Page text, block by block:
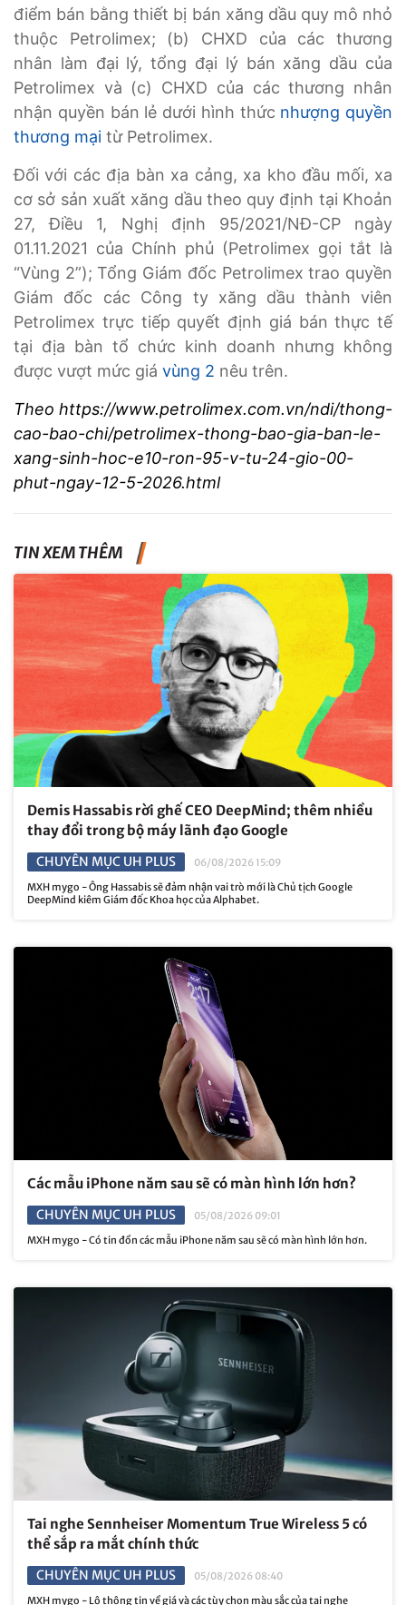
điểm bán bằng thiết bị bán xăng dầu quy mô nhỏ
thuộc Petrolimex; (b) CHXD của các thương
nhân làm đại lý, tổng đại lý bán xăng dầu của
Petrolimex và (c) CHXD của các thương nhân
nhận quyền bán lẻ dưới hình thức nhượng quyền
thương mại từ Petrolimex.
Đối với các địa bàn xa cảng, xa kho đầu mối, xa
cơ sở sản xuất xăng dầu theo quy định tại Khoản
27, Điều 1, Nghị định 95/2021/NĐ-CP ngày
01.11.2021 của Chính phủ (Petrolimex gọi tắt là
“Vùng 2”); Tổng Giám đốc Petrolimex trao quyền
Giám đốc các Công ty xăng dầu thành viên
Petrolimex trực tiếp quyết định giá bán thực tế
tại địa bàn tổ chức kinh doanh nhưng không
được vượt mức giá vùng 2 nêu trên.
Theo https://www.petrolimex.com.vn/ndi/thong-
cao-bao-chi/petrolimex-thong-bao-gia-ban-le-
xang-sinh-hoc-e10-ron-95-v-tu-24-gio-00-
phut-ngay-12-5-2026.html
TIN XEM THÊM
Demis Hassabis rời ghế CEO DeepMind; thêm nhiều
thay đổi trong bộ máy lãnh đạo Google
CHUYÊN MỤC UH PLUS
06/08/2026 15:09
MXH mygo - Ông Hassabis sẽ đảm nhận vai trò mới là Chủ tịch Google
DeepMind kiêm Giám đốc Khoa học của Alphabet.
Các mẫu iPhone năm sau sẽ có màn hình lớn hơn?
CHUYÊN MỤC UH PLUS
05/08/2026 09:01
MXH mygo - Có tin đồn các mẫu iPhone năm sau sẽ có màn hình lớn hơn.
Tai nghe Sennheiser Momentum True Wireless 5 có
thể sắp ra mắt chính thức
CHUYÊN MỤC UH PLUS
05/08/2026 08:40
MXH mygo - Lộ thông tin về giá và các tùy chọn màu sắc của tai nghe